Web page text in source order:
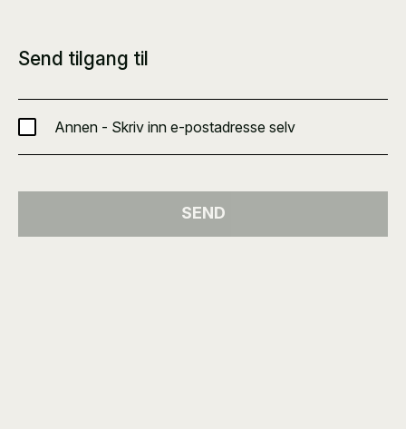
Send tilgang til
Annen - Skriv inn e-postadresse selv
SEND